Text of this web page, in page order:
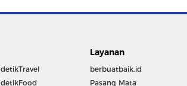
detikTravel
detikFood
Layanan
berbuatbaik.id
Pasang Mata